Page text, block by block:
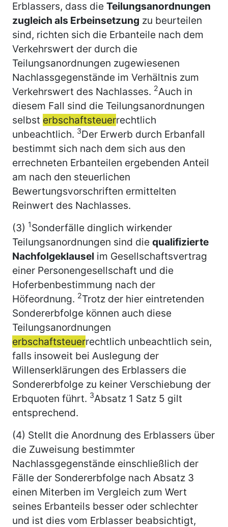
Erblassers, dass die Teilungsanordnungen
zugleich als Erbeinsetzung zu beurteilen
sind, richten sich die Erbanteile nach dem
Verkehrswert der durch die
Teilungsanordnungen zugewiesenen
Nachlassgegenstände im Verhältnis zum
Verkehrswert des Nachlasses. 2Auch in
diesem Fall sind die Teilungsanordnungen
selbst erbschaftsteuerrechtlich
unbeachtlich. 3Der Erwerb durch Erbanfall
bestimmt sich nach dem sich aus den
errechneten Erbanteilen ergebenden Anteil
am nach den steuerlichen
Bewertungsvorschriften ermittelten
Reinwert des Nachlasses.
(3) 1Sonderfälle dinglich wirkender
Teilungsanordnungen sind die qualifizierte
Nachfolgeklausel im Gesellschaftsvertrag
einer Personengesellschaft und die
Hoferbenbestimmung nach der
Höfeordnung. 2Trotz der hier eintretenden
Sondererbfolge können auch diese
Teilungsanordnungen
erbschaftsteuerrechtlich unbeachtlich sein,
falls insoweit bei Auslegung der
Willenserklärungen des Erblassers die
Sondererbfolge zu keiner Verschiebung der
Erbquoten führt. 3Absatz 1 Satz 5 gilt
entsprechend.
(4) Stellt die Anordnung des Erblassers über
die Zuweisung bestimmter
Nachlassgegenstände einschließlich der
Fälle der Sondererbfolge nach Absatz 3
einen Miterben im Vergleich zum Wert
seines Erbanteils besser oder schlechter
und ist dies vom Erblasser beabsichtigt,